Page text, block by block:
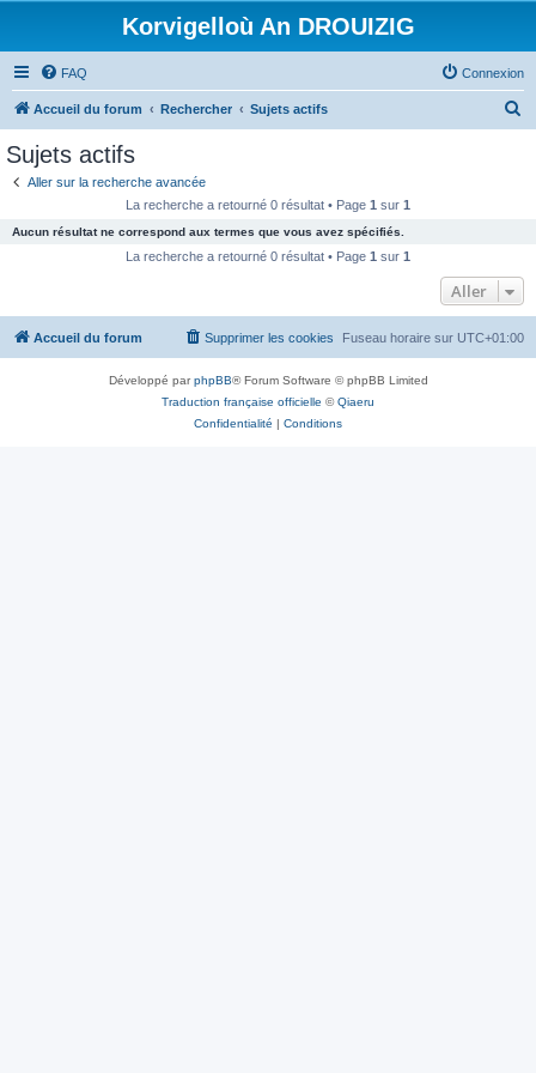
Korvigelloù An DROUIZIG
FAQ Connexion
Accueil du forum Rechercher Sujets actifs
c
e
Sujets actifs
Aller sur la recherche avancée
La recherche a retourné 0 résultat • Page 1 sur 1
Aucun résultat ne correspond aux termes que vous avez spécifiés.
La recherche a retourné 0 résultat • Page 1 sur 1
Aller
Accueil du forum Fuseau horaire sur UTC+01:00
Supprimer les cookies
Développé parphpBB® Forum Software © phpBB Limited
Traduction française officielle ©Qiaeru
Confidentialité | Conditions